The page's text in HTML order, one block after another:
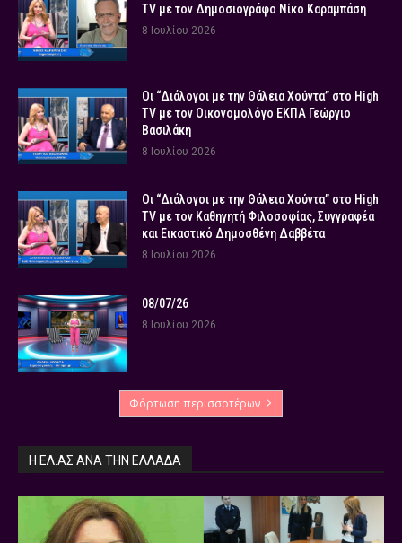
TV με τον Δημοσιογράφο Νίκο Καραμπάση
8 Ιουλίου 2026
Οι “Διάλογοι με την Θάλεια Χούντα” στο High
TV με τον Οικονομολόγο ΕΚΠΑ Γεώργιο
Βασιλάκη
8 Ιουλίου 2026
Οι “Διάλογοι με την Θάλεια Χούντα” στο High
TV με τον Καθηγητή Φιλοσοφίας, Συγγραφέα
και Εικαστικό Δημοσθένη Δαββέτα
8 Ιουλίου 2026
08/07/26
8 Ιουλίου 2026
Φόρτωση περισσοτέρων
Η ΕΛ.ΑΣ ΑΝΆ ΤΗΝ ΕΛΛΆΔΑ